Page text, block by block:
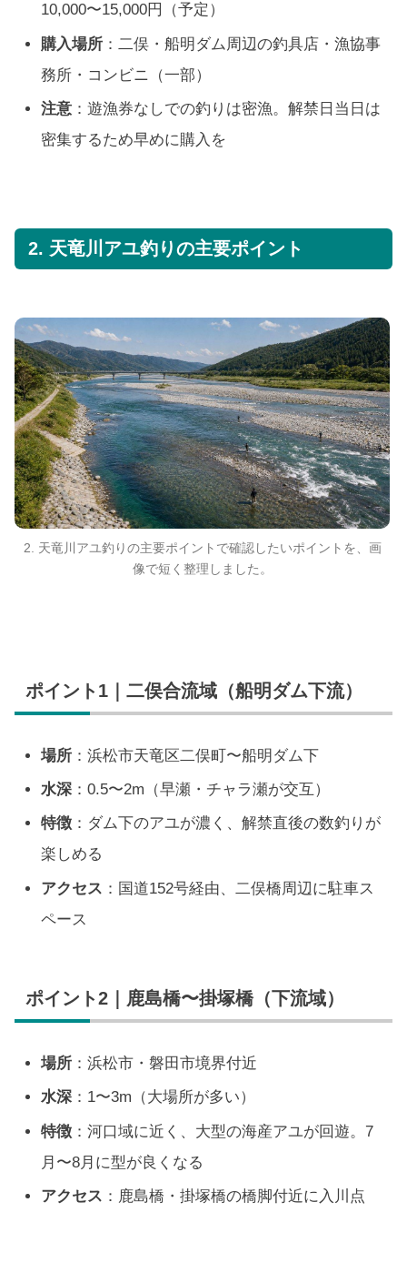
10,000〜15,000円（予定）
購入場所 ：二俣・船明ダム周辺の釣具店・漁協事
務所・コンビニ（一部）
注意 ：遊漁券なしでの釣りは密漁。解禁日当日は
密集するため早めに購入を
2. 天竜川アユ釣りの主要ポイント
2. 天竜川アユ釣りの主要ポイントで確認したいポイントを、画
像で短く整理しました。
ポイント1｜二俣合流域（船明ダム下流）
場所 ：浜松市天竜区二俣町〜船明ダム下
水深 ：0.5〜2m（早瀬・チャラ瀬が交互）
特徴 ：ダム下のアユが濃く、解禁直後の数釣りが
楽しめる
アクセス ：国道152号経由、二俣橋周辺に駐車ス
ペース
ポイント2｜鹿島橋〜掛塚橋（下流域）
場所 ：浜松市・磐田市境界付近
水深 ：1〜3m（大場所が多い）
特徴 ：河口域に近く、大型の海産アユが回遊。7
月〜8月に型が良くなる
アクセス ：鹿島橋・掛塚橋の橋脚付近に入川点